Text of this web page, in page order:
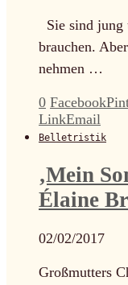
Sie sind jung
brauchen.
nehmen …
0 Facebook
LinkEmail
Belletristik
‚Mein
Élaine
02/02/2017
Großmutters